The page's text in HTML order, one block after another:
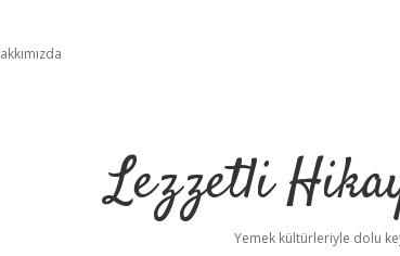
Lezzetli
Yemek kültürleriyle dolu